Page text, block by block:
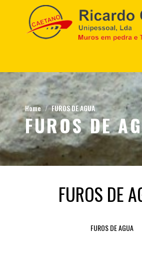
Home FUROS DE AGUA
FUROS DE
FUROS DE
FUROS DE AGUA